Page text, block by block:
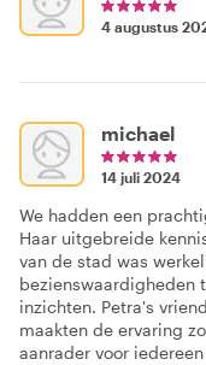
4 augustus
michael
14 juli 2024
We hadden een
Haar uitgebreide
van de stad was
bezienswaardigheden
inzichten. Petra's
maakten de ervaring
aanrader voor